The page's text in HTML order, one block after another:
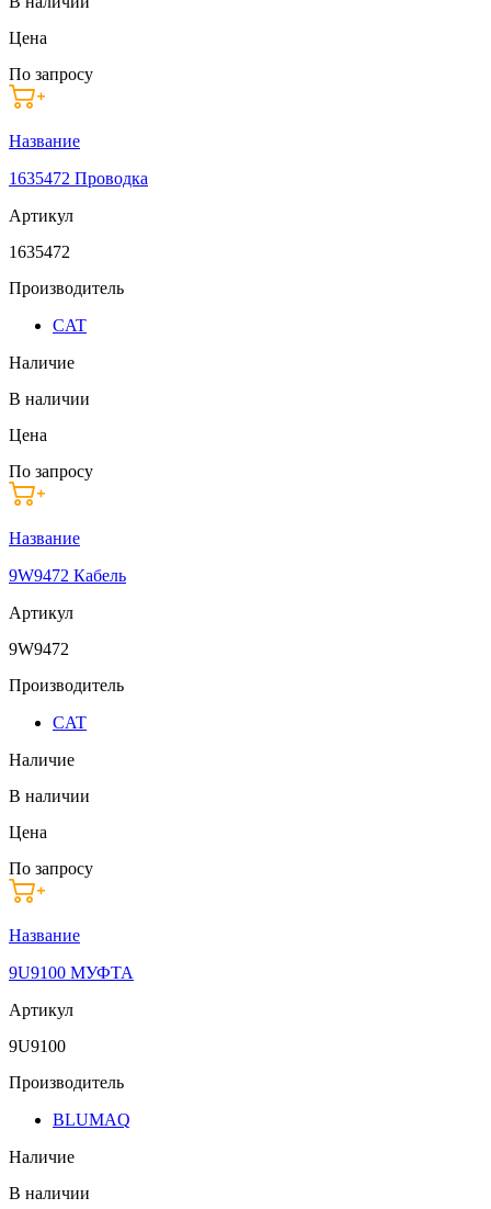
Цена
По запросу
Название
1635472 Проводка
Артикул
1635472
Производитель
CAT
Наличие
В наличии
Цена
По запросу
Название
9W9472 Кабель
Артикул
9W9472
Производитель
CAT
Наличие
В наличии
Цена
По запросу
Название
9U9100 МУФТА
Артикул
9U9100
Производитель
BLUMAQ
Наличие
В наличии